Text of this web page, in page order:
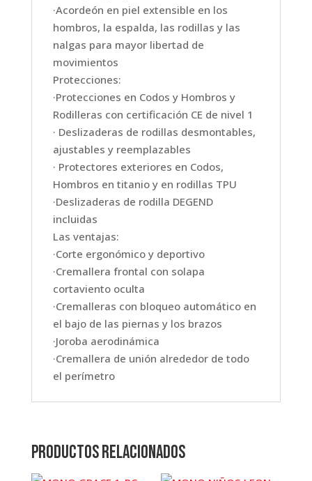
·Acordeón en piel extensible en los
hombros, la espalda, las rodillas y las
nalgas para mayor libertad de
movimientos
Protecciones:
·Protecciones en Codos y Hombros y
Rodilleras con certificación CE de nivel 1
· Deslizaderas de rodillas desmontables,
ajustables y reemplazables
· Protectores exteriores en Codos,
Hombros en titanio y en rodillas TPU
·Deslizaderas de rodilla DEGEND
incluidas
Las ventajas:
·Corte ergonómico y deportivo
·Cremallera frontal con solapa
cortaviento oculta
·Cremalleras con bloqueo automático en
el bajo de las piernas y los brazos
·Joroba aerodinámica
·Cremallera de unión alrededor de todo
el perímetro
Productos relacionados